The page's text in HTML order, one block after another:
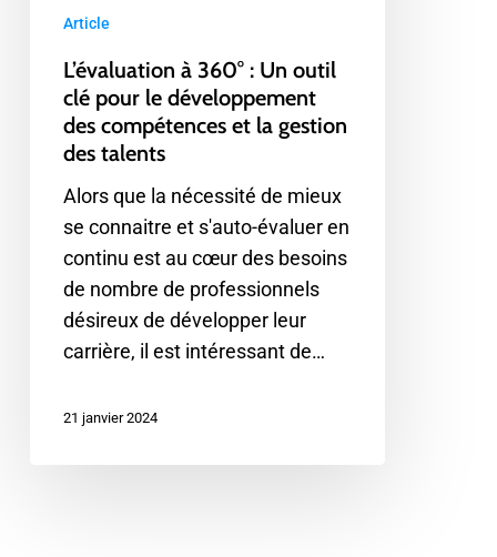
compétences
gestion
talents
Article
L’évaluation à 360° : Un outil
clé pour le développement
des compétences et la gestion
des talents
Alors que la nécessité de mieux
se connaitre et s'auto-évaluer en
continu est au cœur des besoins
de nombre de professionnels
désireux de développer leur
carrière, il est intéressant de…
21 janvier 2024